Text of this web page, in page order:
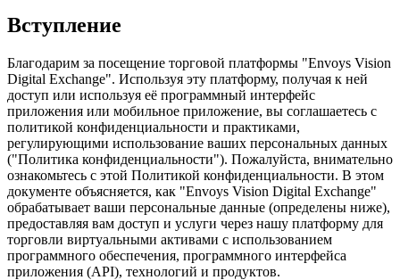
Вступление
Благодарим за посещение торговой платформы "Envoys Vision
Digital Exchange". Используя эту платформу, получая к ней
доступ или используя её программный интерфейс
приложения или мобильное приложение, вы соглашаетесь с
политикой конфиденциальности и практиками,
регулирующими использование ваших персональных данных
("Политика конфиденциальности"). Пожалуйста, внимательно
ознакомьтесь с этой Политикой конфиденциальности. В этом
документе объясняется, как "Envoys Vision Digital Exchange"
обрабатывает ваши персональные данные (определены ниже),
предоставляя вам доступ и услуги через нашу платформу для
торговли виртуальными активами с использованием
программного обеспечения, программного интерфейса
приложения (API), технологий и продуктов.